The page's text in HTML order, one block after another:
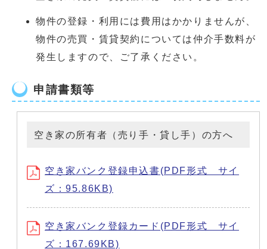
物件の登録・利用には費用はかかりませんが、
物件の売買・賃貸契約については仲介手数料が
発生しますので、ご了承ください。
申請書類等
空き家の所有者（売り手・貸し手）の方へ
空き家バンク登録申込書(PDF形式 サイ
ズ：95.86KB)
空き家バンク登録カード(PDF形式 サイ
ズ：167.69KB)